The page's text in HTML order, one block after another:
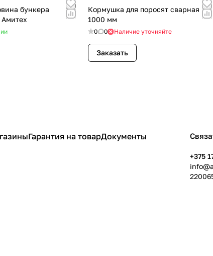
бункера
Амитех
Кормушка для поросят сварная
1000 мм
0 0 Наличие уточняйте
Заказать
Гарантия на товарДокументы
+375